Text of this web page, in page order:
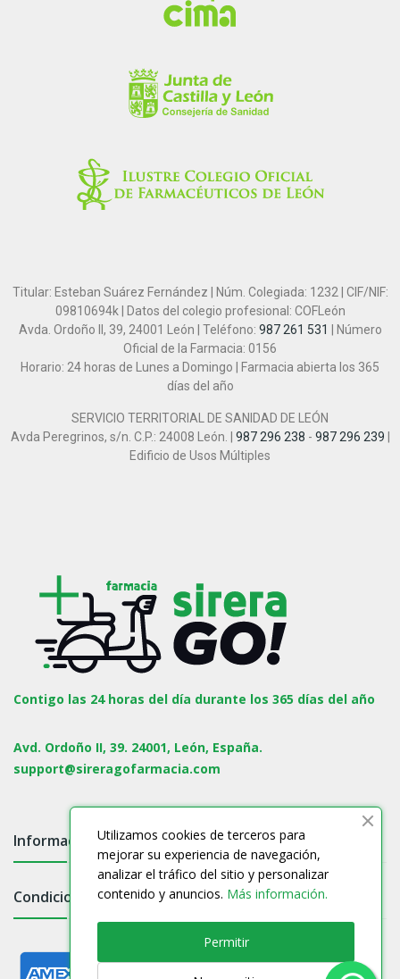
Titular: Esteban Suárez Fernández | Núm. Colegiada: 1232 | CIF/NIF:
09810694k | Datos del colegio profesional: COFLeón
Avda. Ordoño II, 39, 24001 León | Teléfono: 987 261 531
| Número
Oficial de la Farmacia: 0156
Horario: 24 horas de Lunes a Domingo | Farmacia abierta los 365
días del año
SERVICIO TERRITORIAL DE SANIDAD DE LEÓN
Avda Peregrinos, s/n. C.P.: 24008 León. | 987 296 238 - 987 296 239
Edificio de Usos Múltiples
Contigo las 24 horas del día durante los 365 días del año
Avd. Ordoño II, 39. 24001, León, España.
support@sireragofarmacia.com
Información
Condiciones
Utilizamos cookies de terceros para
mejorar su experiencia de navegación,
analizar el tráfico del sitio y personalizar
contenido y anuncios. Más información.
Permitir